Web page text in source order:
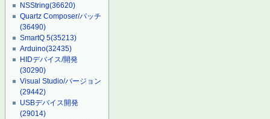
NSString(36620)
Quartz Composer/パッチ
(36490)
SmartQ 5(35213)
Arduino(32435)
HIDデバイス/開発
(30290)
Visual Studio/バージョン
(29442)
USBデバイス開発
(29014)